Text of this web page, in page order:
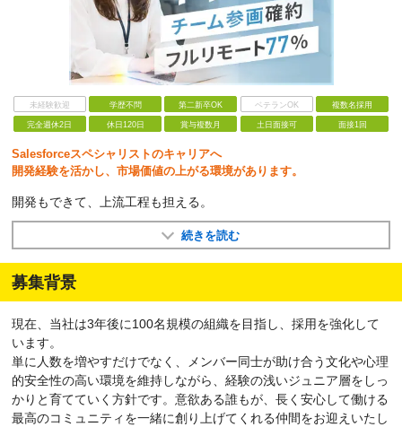
未経験歓迎 学歴不問 第二新卒OK ベテランOK 複数名採用
完全週休2日 休日120日 賞与複数月 土日面接可 面接1回
Salesforceスペシャリストのキャリアへ
開発経験を活かし、市場価値の上がる環境があります。
開発もできて、上流工程も担える。
続きを読む
募集背景
現在、当社は3年後に100名規模の組織を目指し、採用を強化して
います。
単に人数を増やすだけでなく、メンバー同士が助け合う文化や心理
的安全性の高い環境を維持しながら、経験の浅いジュニア層をしっ
かりと育てていく方針です。意欲ある誰もが、長く安心して働ける
最高のコミュニティを一緒に創り上げてくれる仲間をお迎えいたし